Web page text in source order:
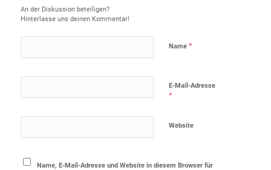
An der Diskussion beteiligen?
Hinterlasse uns deinen Kommentar!
Name *
E-Mail-Adresse
*
Website
Name, E-Mail-Adresse und Website in diesem Browser für